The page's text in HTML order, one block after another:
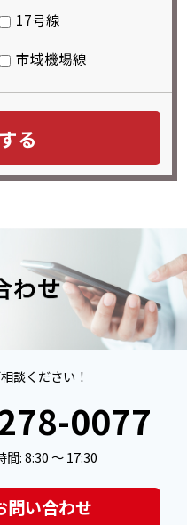
17号線
市域機場線
談ください！
0077
間: 8:30 ～ 17:30
問い合わせ